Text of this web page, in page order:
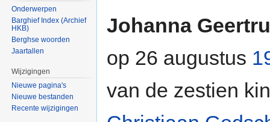
Johanna
op 26 augustus
van de zestien
Onderwerpen
Barghief Index (Archief
HKB)
Berghse woorden
Jaartallen
Wijzigingen
Nieuwe pagina's
Nieuwe bestanden
Recente wijzigingen